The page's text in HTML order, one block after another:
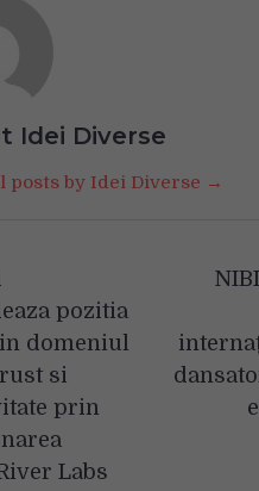
Idei Diverse
posts by Idei Diverse →
pozitia
domeniul
si
prin
Labs